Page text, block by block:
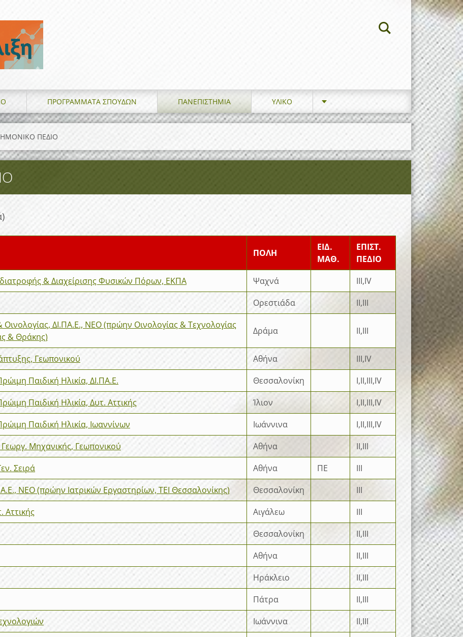
ΠΡΟΓΡΑΜΜΑΤΑ ΣΠΟΥΔΩΝ ΠΑΝΕΠΙΣΤΗΜΙΑ ΥΛΙΚΟ
ΠΕΔΙΟ
ΠΟΛΗ
ΕΙΔ.
ΜΑΘ.
ΕΠΙΣΤ.
ΠΕΔΙΟ
& Διαχείρισης Φυσικών Πόρων, ΕΚΠΑ Ψαχνά
III,IV
Ορεστιάδα II,III
Οινολογίας, ΔΙ.ΠΑ.Ε., ΝΕΟ (πρώην Οινολογίας & Τεχνολογίας
& Θράκης)
Δράμα II,III
Γεωπονικού Αθήνα
III,IV
Παιδική Ηλικία, ΔΙ.ΠΑ.Ε. Θεσσαλονίκη
I,II,III,IV
Παιδική Ηλικία, Δυτ. Αττικής Ίλιον
I,II,III,IV
Παιδική Ηλικία, Ιωαννίνων Ιωάννινα
I,II,III,IV
Μηχανικής, Γεωπονικού Αθήνα
II,III
Σειρά Αθήνα ΠΕ
III
ΝΕΟ (πρώην Ιατρικών Εργαστηρίων, ΤΕΙ Θεσσαλονίκης) Θεσσαλονίκη
III
Αττικής Αιγάλεω
III
Θεσσαλονίκη
II,III
Αθήνα
II,III
Ηράκλειο
II,III
Πάτρα
II,III
Ιωάννινα
II,III